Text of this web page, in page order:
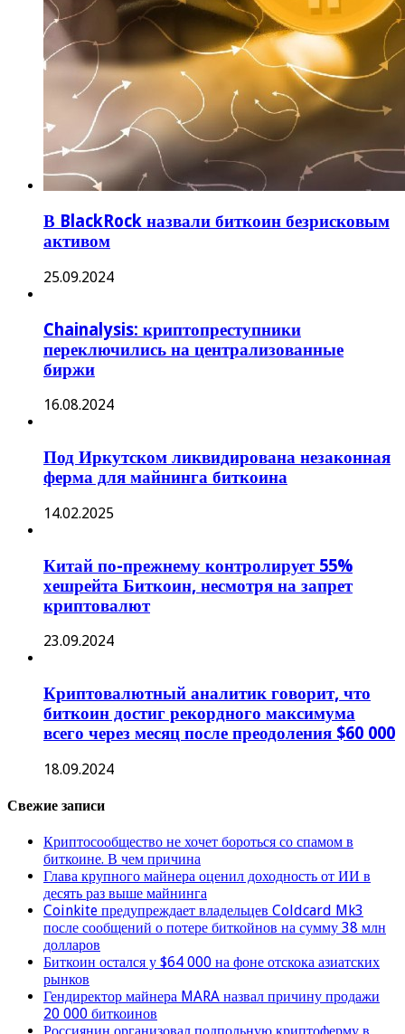
В BlackRock назвали биткоин безрисковым
активом
25.09.2024
Chainalysis: криптопреступники
переключились на централизованные
биржи
16.08.2024
Под Иркутском ликвидирована незаконная
ферма для майнинга биткоина
14.02.2025
Китай по-прежнему контролирует 55%
хешрейта Биткоин, несмотря на запрет
криптовалют
23.09.2024
Криптовалютный аналитик говорит, что
биткоин достиг рекордного максимума
всего через месяц после преодоления $60 000
18.09.2024
Свежие записи
Криптосообщество не хочет бороться со спамом в
биткоине. В чем причина
Глава крупного майнера оценил доходность от ИИ в
десять раз выше майнинга
Coinkite предупреждает владельцев Coldcard Mk3
после сообщений о потере биткойнов на сумму 38 млн
долларов
Биткоин остался у $64 000 на фоне отскока азиатских
рынков
Гендиректор майнера MARA назвал причину продажи
20 000 биткоинов